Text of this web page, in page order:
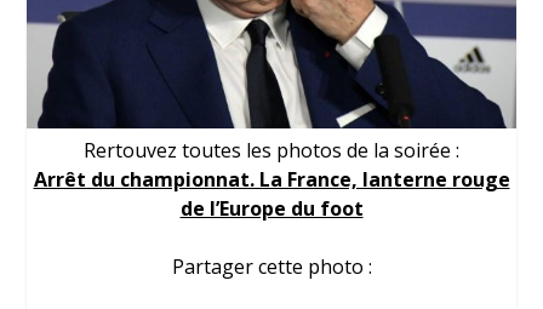
Rertouvez toutes les photos de la soirée :
Arrêt du championnat. La France, lanterne rouge
de l’Europe du foot
Partager cette photo :